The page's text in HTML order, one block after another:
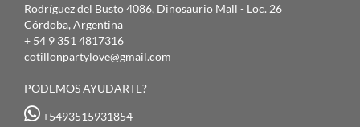
Rodríguez del Busto 4086, Dinosaurio Mall - Loc. 26
Córdoba, Argentina
+ 54 9 351 4817316
cotillonpartylove@gmail.com
PODEMOS AYUDARTE?
+5493515931854